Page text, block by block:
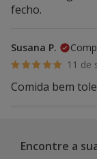
fecho.
Susana P.
11 de
Comida bem
Encontre a